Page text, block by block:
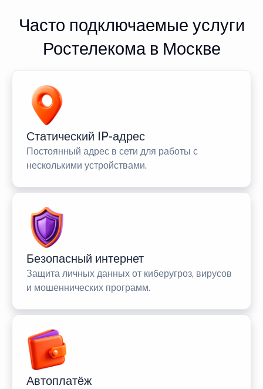
Часто подключаемые услуги
Ростелекома в Москве
Статический IP-адрес
Постоянный адрес в сети для работы с
несколькими устройствами.
Безопасный интернет
Защита личных данных от киберугроз, вирусов
и мошеннических программ.
Автоплатёж